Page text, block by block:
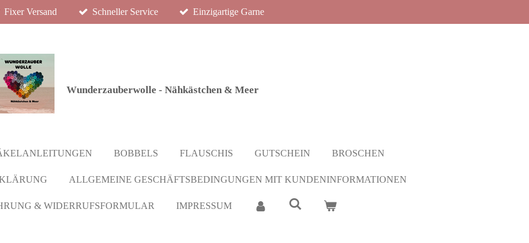
Fixer Versand Schneller Service Einzigartige Garne
Wunderzauberwolle - Nähkästchen & Meer
BOBBELS FLAUSCHIS GUTSCHEIN BROSCHEN
ALLGEMEINE GESCHÄFTSBEDINGUNGEN MIT KUNDENINFORMATIONEN
& WIDERRUFSFORMULAR IMPRESSUM